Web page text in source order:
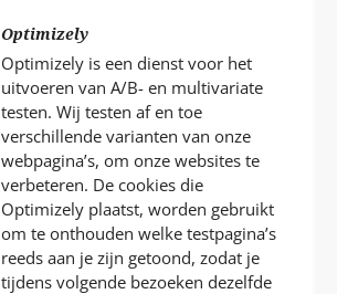
Optimizely
Optimizely is een dienst voor het
uitvoeren van A/B- en multivariate
testen. Wij testen af en toe
verschillende varianten van onze
webpagina’s, om onze websites te
verbeteren. De cookies die
Optimizely plaatst, worden gebruikt
om te onthouden welke testpagina’s
reeds aan je zijn getoond, zodat je
tijdens volgende bezoeken dezelfde